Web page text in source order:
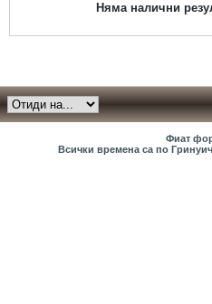
Няма налични
Фиат
Всички времена са по